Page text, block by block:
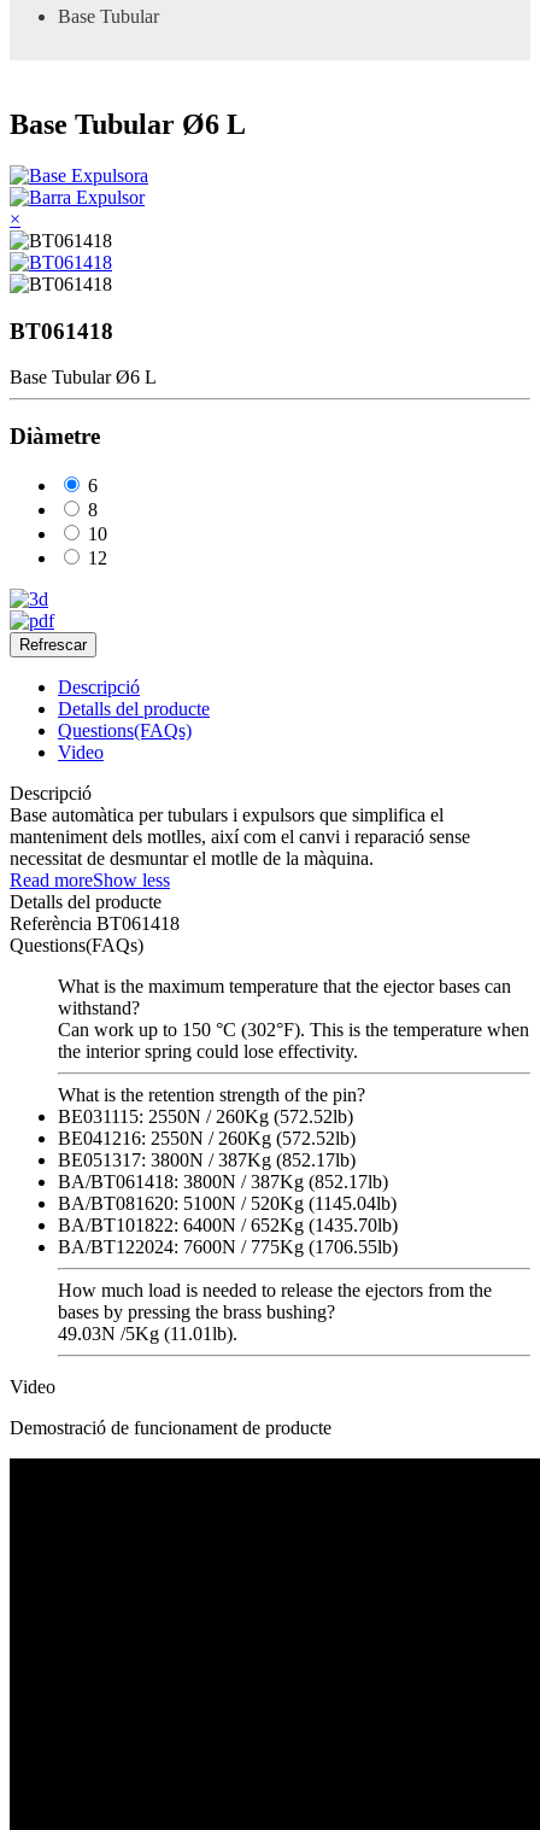
Base Tubular
Base Tubular Ø6 L
×
BT061418
Base Tubular Ø6 L
Diàmetre
6
8
10
12
Descripció
Detalls del producte
Questions(FAQs)
Video
Descripció
Base automàtica per tubulars i expulsors que simplifica el
manteniment dels motlles, així com el canvi i reparació sense
necessitat de desmuntar el motlle de la màquina.
Read moreShow less
Detalls del producte
Referència BT061418
Questions(FAQs)
What is the maximum temperature that the ejector bases can
withstand?
Can work up to 150 °C (302°F). This is the temperature when
the interior spring could lose effectivity.
What is the retention strength of the pin?
BE031115: 2550N / 260Kg (572.52lb)
BE041216: 2550N / 260Kg (572.52lb)
BE051317: 3800N / 387Kg (852.17lb)
BA/BT061418: 3800N / 387Kg (852.17lb)
BA/BT081620: 5100N / 520Kg (1145.04lb)
BA/BT101822: 6400N / 652Kg (1435.70lb)
BA/BT122024: 7600N / 775Kg (1706.55lb)
How much load is needed to release the ejectors from the
bases by pressing the brass bushing?
49.03N /5Kg (11.01lb).
Video
Demostració de funcionament de producte